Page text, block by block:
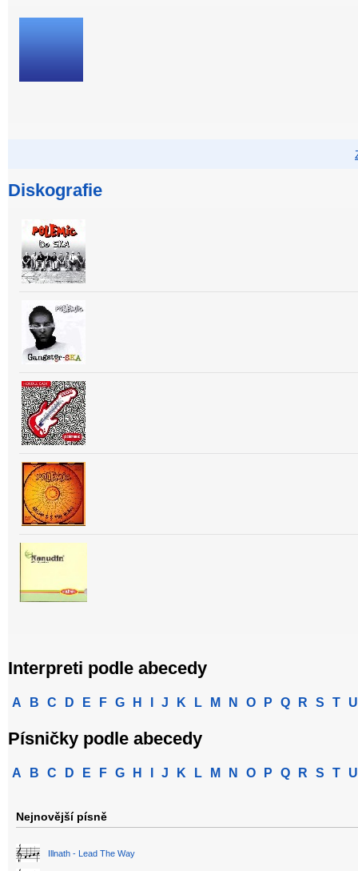
Diskografie
Interpreti podle abecedy
A B C D E F G H J K L M N O P Q R S T U
Písničky podle abecedy
A B C D E F G H J K L M N O P Q R S T U
Nejnovější písně
Illnath - Lead The Way